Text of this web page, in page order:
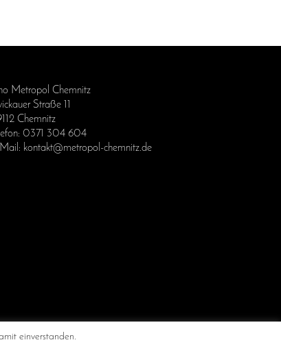
Metropol Chemnitz
Straße 11
Chemnitz
0371 304 604
kontakt@metropol-chemnitz.de
einverstanden.